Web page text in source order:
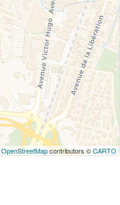
OpenStreetMapcontributors ©CARTO